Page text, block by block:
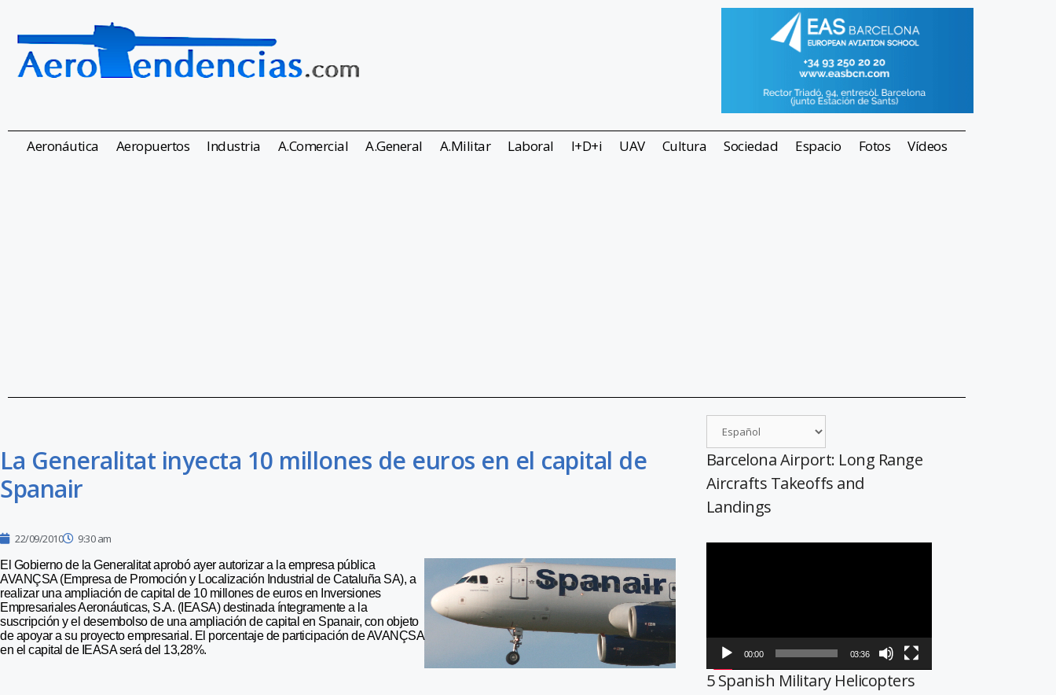
Aeronáutica Aeropuertos Industria A.Comercial A.General A.Militar Laboral I+D+i UAV Cultura Sociedad Espacio Fotos Vídeos
La Generalitat inyecta 10 millones de euros en el capital de
Spanair
22/09/2010 9:30 am
El Gobierno de la Generalitat aprobó ayer autorizar a la empresa pública
AVANÇSA (Empresa de Promoción y Localización Industrial de Cataluña SA), a
realizar una ampliación de capital de 10 millones de euros en Inversiones
Empresariales Aeronáuticas, S.A. (IEASA) destinada íntegramente a la
suscripción y el desembolso de una ampliación de capital en Spanair, con objeto
de apoyar a su proyecto empresarial. El porcentaje de participación de AVANÇSA
en el capital de IEASA será del 13,28%.
Barcelona Airport: Long Range
Aircrafts Takeoffs and
Landings
00:00 03:36
5 Spanish Military Helicopters